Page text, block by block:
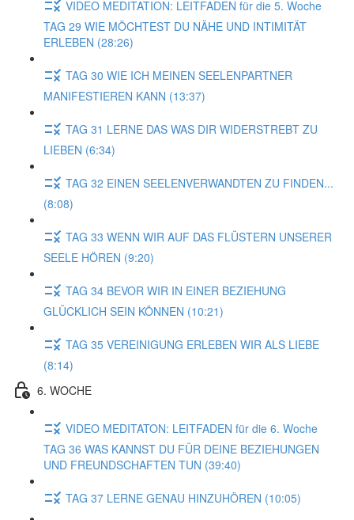
VIDEO MEDITATION: LEITFADEN für die 5. Woche
TAG 29 WIE MÖCHTEST DU NÄHE UND INTIMITÄT
ERLEBEN (28:26)
TAG 30 WIE ICH MEINEN SEELENPARTNER
MANIFESTIEREN KANN (13:37)
TAG 31 LERNE DAS WAS DIR WIDERSTREBT ZU
LIEBEN (6:34)
TAG 32 EINEN SEELENVERWANDTEN ZU FINDEN...
(8:08)
TAG 33 WENN WIR AUF DAS FLÜSTERN UNSERER
SEELE HÖREN (9:20)
TAG 34 BEVOR WIR IN EINER BEZIEHUNG
GLÜCKLICH SEIN KÖNNEN (10:21)
TAG 35 VEREINIGUNG ERLEBEN WIR ALS LIEBE
(8:14)
6. WOCHE
VIDEO MEDITATON: LEITFADEN für die 6. Woche
TAG 36 WAS KANNST DU FÜR DEINE BEZIEHUNGEN
UND FREUNDSCHAFTEN TUN (39:40)
TAG 37 LERNE GENAU HINZUHÖREN (10:05)